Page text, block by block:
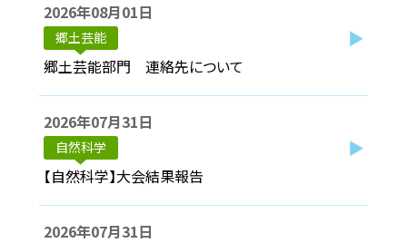
2026年08月01日
郷土芸能
郷土芸能部門 連絡先について
2026年07月31日
自然科学
【自然科学】大会結果報告
2026年07月31日